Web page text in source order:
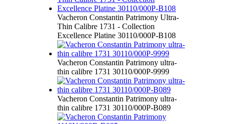
Vacheron Constantin Patrimony Ultra-
Thin Calibre 1731 - Collection
Excellence Platine 30110/000P-B108
Vacheron Constantin Patrimony ultra-
thin calibre 1731 30110/000P-9999
Vacheron Constantin Patrimony ultra-
thin calibre 1731 30110/000P-B089